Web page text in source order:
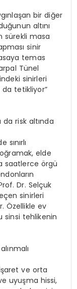
bir diğer
altını
sürekli masa
sinir
temas
Tünel
sinirleri
da tetikliyor”
da risk altında
sınırlı
elde
saatlerce örgü
Dr. Selçuk
sinirleri
Özellikle ev
sinsi tehlikenin
ve orta
uyuşma hissi,